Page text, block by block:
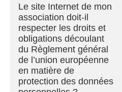
Le site Internet de mon
association doit-il
respecter les droits et
obligations découlant
du Règlement général
de l’union européenne
en matière de
protection des données